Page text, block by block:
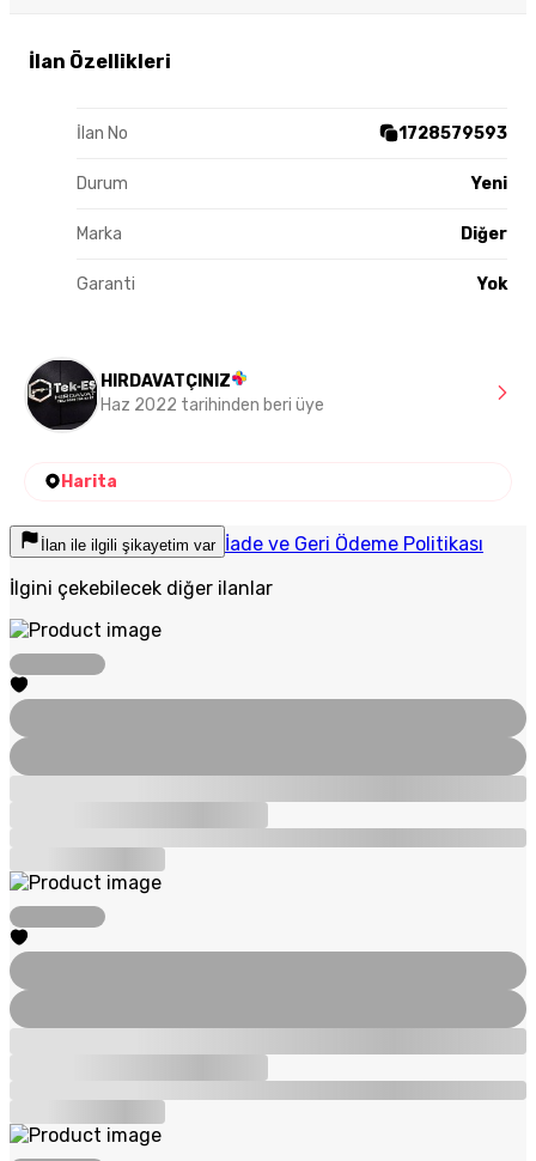
İlan Özellikleri
İlan No 1728579593
Durum Yeni
Marka Diğer
Garanti Yok
HIRDAVATÇINIZ
Haz 2022 tarihinden beri üye
Harita
İlan ile ilgili şikayetim var İade ve Geri Ödeme Politikası
İlgini çekebilecek diğer ilanlar